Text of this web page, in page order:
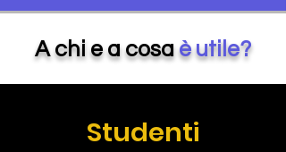
A chi e a cosaè utile?
Studenti